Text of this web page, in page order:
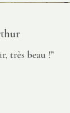
très beau !”